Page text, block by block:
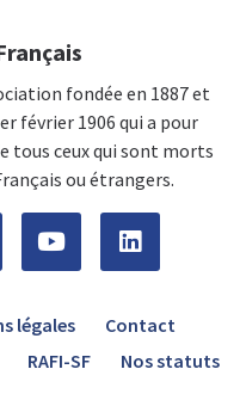
fondée en 1887 et
février 1906 qui a pour
tous ceux qui sont morts
ou étrangers.
légales
Contact
RAFI-SF Nos statuts